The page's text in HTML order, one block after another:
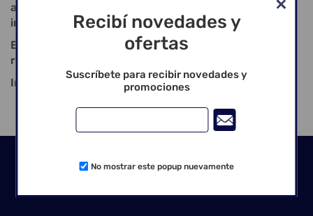
aplicación protésica del componente sobre el
implante;
El tiempo estimado para alcanzar el objetivo de
remodelación es de 7 a 30 días;
Instalación: Llave Hexagonal n.o 7 – 1,17 mm.
Recibí novedades y
ofertas
Suscríbete para recibir novedades y
promociones
No mostrar este popup nuevamente